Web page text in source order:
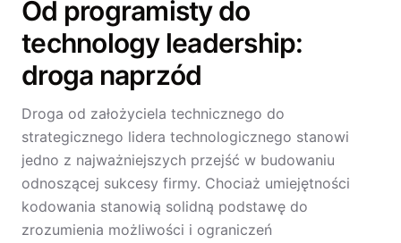
Od programisty do
technology leadership:
droga naprzód
Droga od założyciela technicznego do
strategicznego lidera technologicznego stanowi
jedno z najważniejszych przejść w budowaniu
odnoszącej sukcesy firmy. Chociaż umiejętności
kodowania stanowią solidną podstawę do
zrozumienia możliwości i ograniczeń